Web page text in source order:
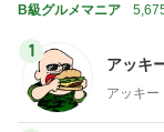
B級グルメマニア
1
アッキ
アッキー